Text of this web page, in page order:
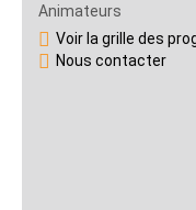
Animateurs
Voir la grille des
Nous contacter